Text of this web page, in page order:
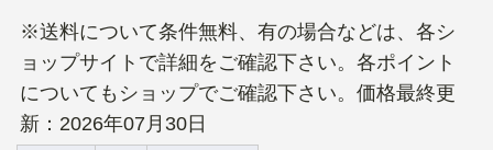
※送料について条件無料、有の場合などは、各シ
ョップサイトで詳細をご確認下さい。各ポイント
についてもショップでご確認下さい。価格最終更
新：2026年07月30日